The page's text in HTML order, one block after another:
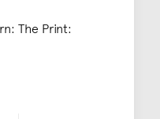
The Print: